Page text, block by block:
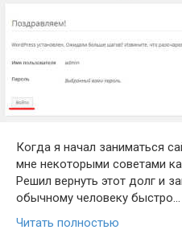
Когда я начал заниматься
мне некоторыми советами
Решил вернуть этот долг и
обычному человеку быстро…
Читать полностью